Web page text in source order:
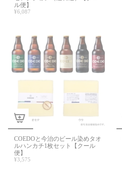
ル便】
¥6,087
COEDOと今治のビール染めタオ
ルハンカチ1枚セット【クール
便】
¥3,575